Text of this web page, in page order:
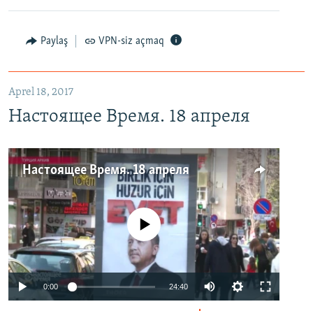
Paylaş VPN-siz açmaq
Aprel 18, 2017
Настоящее Время. 18 апреля
Настоящее Время. 18 апреля
No media source currently available
0:00 24:40